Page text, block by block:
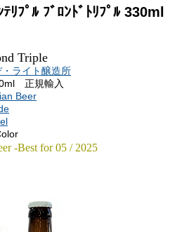
ﾘﾌﾟﾙ ﾌﾞﾛﾝﾄﾞﾄﾘﾌﾟﾙ 330ml
Triple
ライト醸造所
正規輸入
Beer
-Best for 05 / 2025